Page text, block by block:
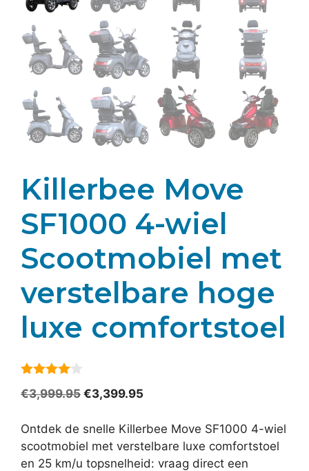
Killerbee Move
SF1000 4-wiel
Scootmobiel met
verstelbare hoge
luxe comfortstoel
€3,999.95 Oorspronkelijke
was:
€3,999.95.
€3,399.95
is:
€3,399.95.
Ontdek de snelle Killerbee Move SF1000 4-wiel
scootmobiel met verstelbare luxe comfortstoel
en 25 km/u topsnelheid: vraag direct een